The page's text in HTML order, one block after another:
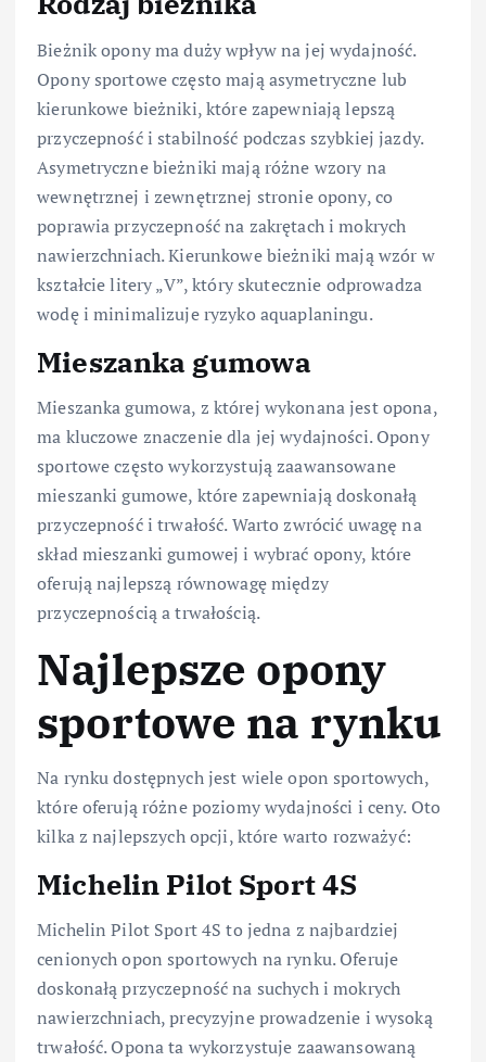
Bieżnik opony ma duży wpływ na jej wydajność.
Opony sportowe często mają asymetryczne lub
kierunkowe bieżniki, które zapewniają lepszą
przyczepność i stabilność podczas szybkiej jazdy.
Asymetryczne bieżniki mają różne wzory na
wewnętrznej i zewnętrznej stronie opony, co
poprawia przyczepność na zakrętach i mokrych
nawierzchniach. Kierunkowe bieżniki mają wzór w
kształcie litery „V”, który skutecznie odprowadza
wodę i minimalizuje ryzyko aquaplaningu.
Mieszanka gumowa
Mieszanka gumowa, z której wykonana jest opona,
ma kluczowe znaczenie dla jej wydajności. Opony
sportowe często wykorzystują zaawansowane
mieszanki gumowe, które zapewniają doskonałą
przyczepność i trwałość. Warto zwrócić uwagę na
skład mieszanki gumowej i wybrać opony, które
oferują najlepszą równowagę między
przyczepnością a trwałością.
Najlepsze opony
sportowe na rynku
Na rynku dostępnych jest wiele opon sportowych,
które oferują różne poziomy wydajności i ceny. Oto
kilka z najlepszych opcji, które warto rozważyć:
Michelin Pilot Sport 4S
Michelin Pilot Sport 4S to jedna z najbardziej
cenionych opon sportowych na rynku. Oferuje
doskonałą przyczepność na suchych i mokrych
nawierzchniach, precyzyjne prowadzenie i wysoką
trwałość. Opona ta wykorzystuje zaawansowaną